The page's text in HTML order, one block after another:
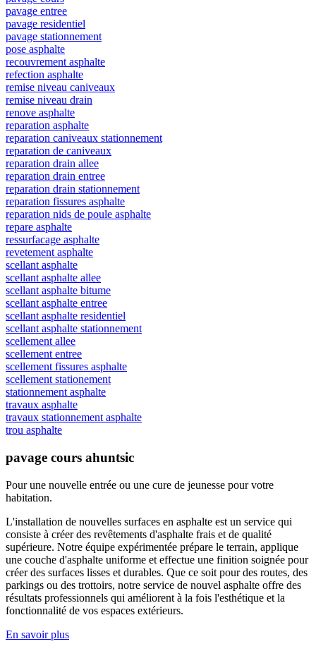
pavage entree
pavage residentiel
pavage stationnement
pose asphalte
recouvrement asphalte
refection asphalte
remise niveau caniveaux
remise niveau drain
renove asphalte
reparation asphalte
reparation caniveaux stationnement
reparation de caniveaux
reparation drain allee
reparation drain entree
reparation drain stationnement
reparation fissures asphalte
reparation nids de poule asphalte
repare asphalte
ressurfacage asphalte
revetement asphalte
scellant asphalte
scellant asphalte allee
scellant asphalte bitume
scellant asphalte entree
scellant asphalte residentiel
scellant asphalte stationnement
scellement allee
scellement entree
scellement fissures asphalte
scellement stationement
stationnement asphalte
travaux asphalte
travaux stationnement asphalte
trou asphalte
pavage cours ahuntsic
Pour une nouvelle entrée ou une cure de jeunesse pour votre
habitation.
L'installation de nouvelles surfaces en asphalte est un service qui
consiste à créer des revêtements d'asphalte frais et de qualité
supérieure. Notre équipe expérimentée prépare le terrain, applique
une couche d'asphalte uniforme et effectue une finition soignée pour
créer des surfaces lisses et durables. Que ce soit pour des routes, des
parkings ou des trottoirs, notre service de nouvel asphalte offre des
résultats professionnels qui améliorent à la fois l'esthétique et la
fonctionnalité de vos espaces extérieurs.
En savoir plus